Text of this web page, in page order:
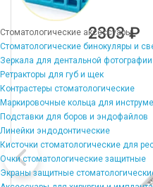
Стоматологические аксессуары
Стоматологические бинокуляры и
Зеркала для дентальной фотографии
Ретракторы для губ и щек
Контрастеры стоматологические
Маркировочные кольца для
Подставки для боров и эндофайлов
Линейки эндодонтические
Кисточки стоматологические для
Очки стоматологические защитные
Экраны защитные
2303 ₽